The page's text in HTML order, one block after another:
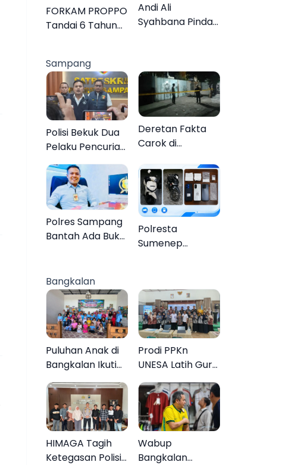
Lebih Jelas
FORKAM PROPPO
Tandai 6 Tahun
Peluncuran Mars,
Hymne, dan Buku
Organisasi
Andi Ali
Syahbana Pindah
Sampang
Polisi Bekuk Dua
Pelaku Pencurian
Motor di
Bajrasokah
Sampang
Deretan Fakta
Carok di
60 Tahun Duel
Melawan 2 Pria
Polres Sampang
Bantah Ada Bukti
Anak 27
Tersangka
Polresta
Sumenep
Pengedar
Ditangkap
Bangkalan
Puluhan Anak di
Bangkalan Ikuti
Lomba Mewarnai
Bertema Liburan
Keluarga
Prodi PPKn
UNESA Latih Guru
PPKn Bangkalan
dengan
Pembelajaran
Inovasi Teknologi
HIMAGA Tagih
Ketegasan Polisi
Wabup
Bangkalan